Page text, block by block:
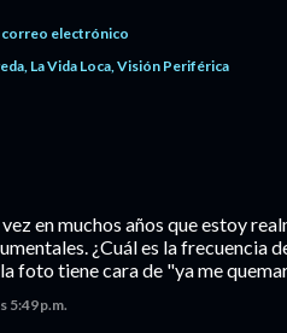
correo electrónico
La Vida Loca Visión Periférica
en muchos años que estoy
¿Cuál es la frecuencia
foto tiene cara de "ya me
5:49 p.m.